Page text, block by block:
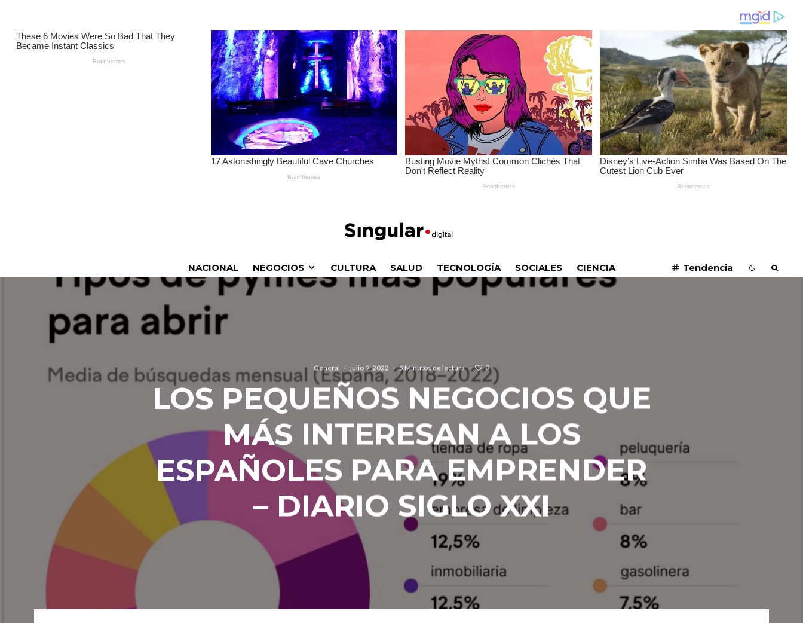
NACIONAL NEGOCIOS CULTURA SALUD TECNOLOGÍA SOCIALES CIENCIA Tendencia
General · julio 9, 2022 · 5 Minutos de lectura · 0
LOS PEQUEÑOS NEGOCIOS QUE
MÁS INTERESAN A LOS
ESPAÑOLES PARA EMPRENDER
– DIARIO SIGLO XXI